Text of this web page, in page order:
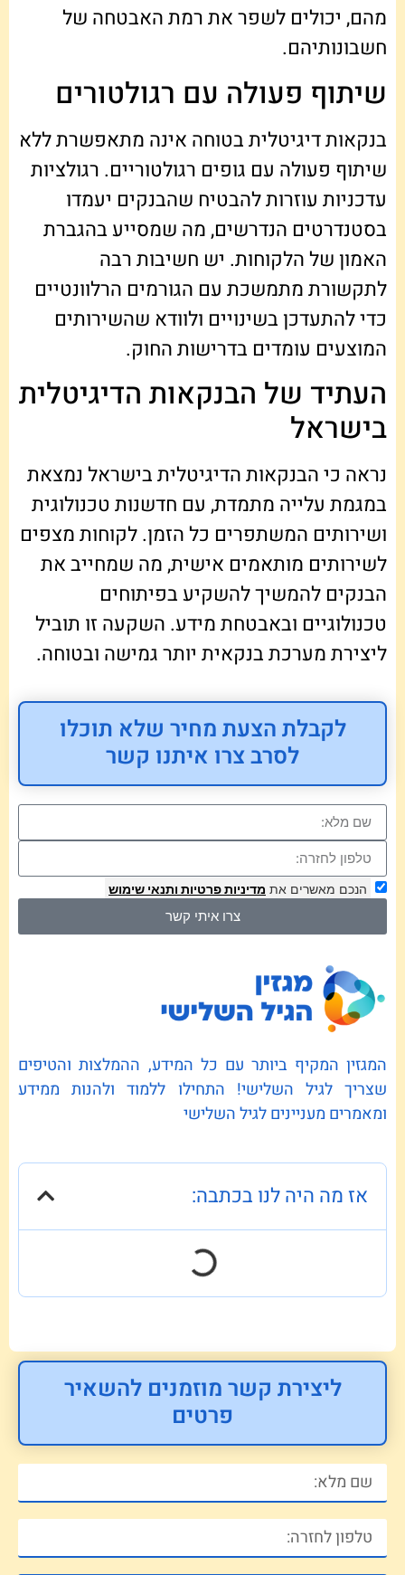
מהם, יכולים לשפר את רמת האבטחה של
חשבונותיהם.
שיתוף פעולה עם רגולטורים
בנקאות דיגיטלית בטוחה אינה מתאפשרת ללא
שיתוף פעולה עם גופים רגולטוריים. רגולציות
עדכניות עוזרות להבטיח שהבנקים יעמדו
בסטנדרטים הנדרשים, מה שמסייע בהגברת
האמון של הלקוחות. יש חשיבות רבה
לתקשורת מתמשכת עם הגורמים הרלוונטיים
כדי להתעדכן בשינויים ולוודא שהשירותים
המוצעים עומדים בדרישות החוק.
העתיד של הבנקאות הדיגיטלית
בישראל
נראה כי הבנקאות הדיגיטלית בישראל נמצאת
במגמת עלייה מתמדת, עם חדשנות טכנולוגית
ושירותים המשתפרים כל הזמן. לקוחות מצפים
לשירותים מותאמים אישית, מה שמחייב את
הבנקים להמשיך להשקיע בפיתוחים
טכנולוגיים ובאבטחת מידע. השקעה זו תוביל
ליצירת מערכת בנקאית יותר גמישה ובטוחה.
לקבלת הצעת מחיר שלא תוכלו
לסרב צרו איתנו קשר
הנכם מאשרים את מדיניות פרטיות ותנאי שימוש
צרו איתי קשר
המגזין המקיף ביותר עם כל המידע, ההמלצות והטיפים
שצריך לגיל השלישי! התחילו ללמוד ולהנות ממידע
ומאמרים מעניינים לגיל השלישי
אז מה היה לנו בכתבה:
ליצירת קשר מוזמנים להשאיר
פרטים